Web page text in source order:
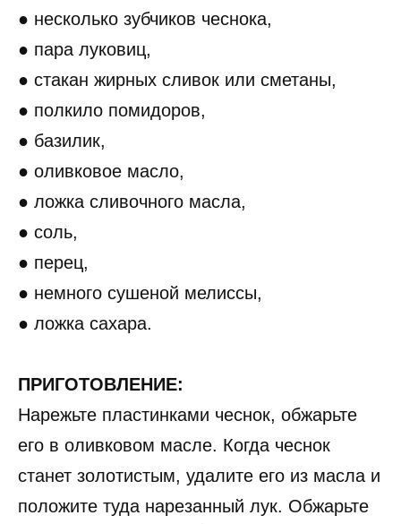
● несколько зубчиков чеснока,
● пара луковиц,
● стакан жирных сливок или сметаны,
● полкило помидоров,
● базилик,
● оливковое масло,
● ложка сливочного масла,
● соль,
● перец,
● немного сушеной мелиссы,
● ложка сахара.
ПРИГОТОВЛЕНИЕ:
Нарежьте пластинками чеснок, обжарьте
его в оливковом масле. Когда чеснок
станет золотистым, удалите его из масла и
положите туда нарезанный лук. Обжарьте